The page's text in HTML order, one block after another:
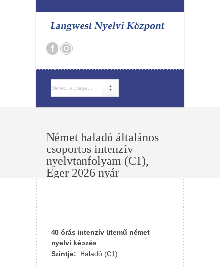
Select a page...
Német haladó általános
csoportos intenzív
nyelvtanfolyam (C1),
Eger 2026 nyár
40 órás intenzív ütemű német
nyelvi képzés
Szintje: Haladó (C1)